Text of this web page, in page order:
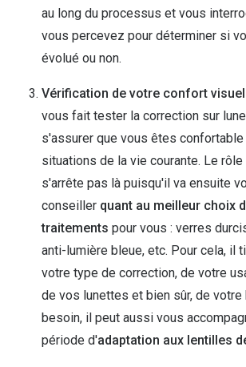
au long du processus et vous
vous percevez pour déterminer si
évolué ou non.
Vérification de votre confort
vous fait tester la correction sur
s'assurer que vous êtes
situations de la vie courante. Le
s'arrête pas là puisqu'il va ensuite
conseiller quant au meilleur choix
traitements pour vous : verres
anti-lumière bleue, etc. Pour cela, il
votre type de correction, de votre
de vos lunettes et bien sûr, de votre
besoin, il peut aussi vous
période d'adaptation aux lentilles